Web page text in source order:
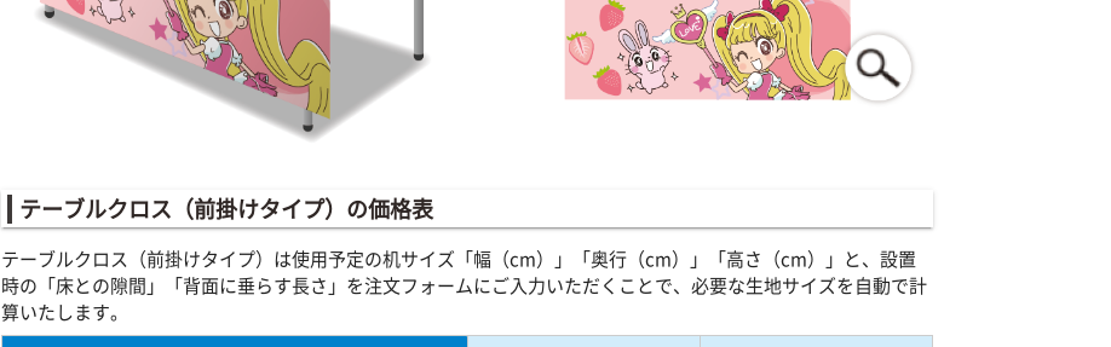
テーブルクロス（前掛けタイプ）の価格表
テーブルクロス（前掛けタイプ）は使用予定の机サイズ「幅（cm）」「奥行（cm）」「高さ（cm）」と、設置
時の「床との隙間」「背面に垂らす長さ」を注文フォームにご入力いただくことで、必要な生地サイズを自動で計
算いたします。